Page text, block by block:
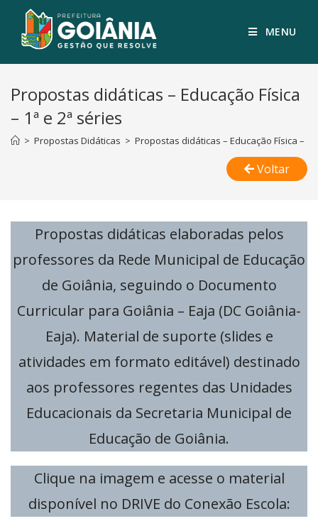
MENU
Propostas didáticas – Educação Física
– 1ª e 2ª séries
> Propostas Didáticas > Propostas didáticas – Educação Física – 1ª
Voltar
Propostas didáticas elaboradas pelos
professores da Rede Municipal de Educação
de Goiânia, seguindo o Documento
Curricular para Goiânia – Eaja (DC Goiânia-
Eaja). Material de suporte (slides e
atividades em formato editável) destinado
aos professores regentes das Unidades
Educacionais da Secretaria Municipal de
Educação de Goiânia.
Clique na imagem e acesse o material
disponível no DRIVE do Conexão Escola: